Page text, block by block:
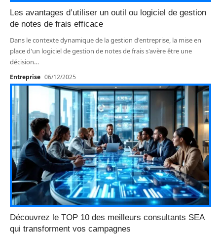
Les avantages d’utiliser un outil ou logiciel de gestion
de notes de frais efficace
Dans le contexte dynamique de la gestion d'entreprise, la mise en
place d'un logiciel de gestion de notes de frais s'avère être une
décision…
Entreprise 06/12/2025
Découvrez le TOP 10 des meilleurs consultants SEA
qui transforment vos campagnes